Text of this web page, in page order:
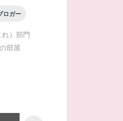
ロガー
） 部門
部屋